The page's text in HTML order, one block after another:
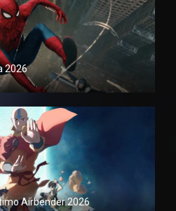
2026
Airbender 2026